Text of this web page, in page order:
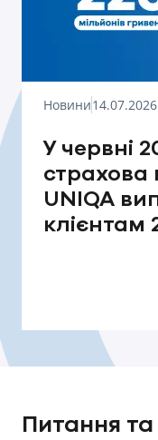
Новини14.07.2026
У червні
страхова
UNIQA
клієнтам
Питання та